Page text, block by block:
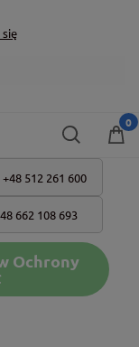
+48 512 261 600
662 108 693
Ochrony